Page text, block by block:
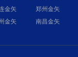
金矢
郑州金矢
金矢
南昌金矢